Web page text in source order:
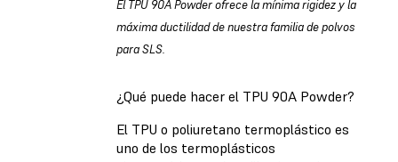
El TPU 90A Powder ofrece la mínima rigidez y la
máxima ductilidad de nuestra familia de polvos
para SLS.
¿Qué puede hacer el TPU 90A Powder?
El TPU o poliuretano termoplástico es
uno de los termoplásticos